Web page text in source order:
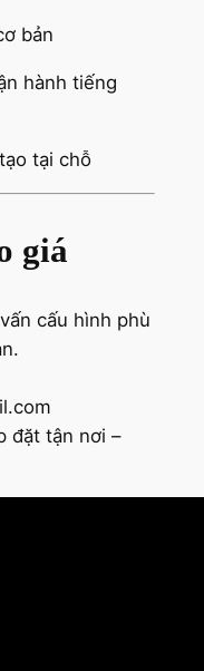
bản
hành tiếng
tại chỗ
giá
cấu hình phù
đặt tận nơi –